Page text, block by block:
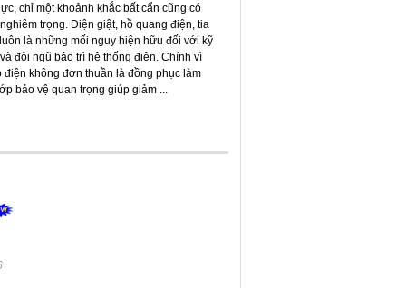
chỉ một khoảnh khắc bất cẩn cũng có
trọng. Điện giật, hồ quang điện, tia
là những mối nguy hiện hữu đối với kỹ
đội ngũ bảo trì hệ thống điện. Chính vì
điện không đơn thuần là đồng phục làm
bảo vệ quan trọng giúp giảm ...